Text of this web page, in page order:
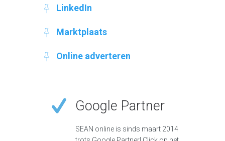
LinkedIn
Marktplaats
Online adverteren
Google Partner
SEAN online is sinds maart 2014